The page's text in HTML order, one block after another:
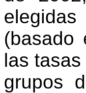
(basado
las
grupos